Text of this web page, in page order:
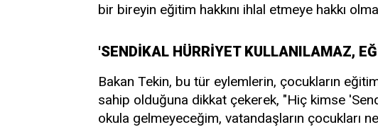
bir bireyin eğitim hakkını ihlal etmeye hakkı
'SENDİKAL HÜRRİYET KULLANILAMAZ,
Bakan Tekin, bu tür eylemlerin, çocukların
sahip olduğuna dikkat çekerek, "Hiç kimse
okula gelmeyeceğim, vatandaşların çocukları